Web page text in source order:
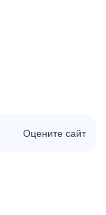
Оцените сайт